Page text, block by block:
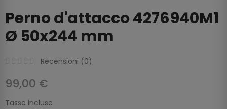
Perno d'attacco 4276940M1
Ø 50x244 mm
Recensioni (0)
99,00 €
Tasse incluse